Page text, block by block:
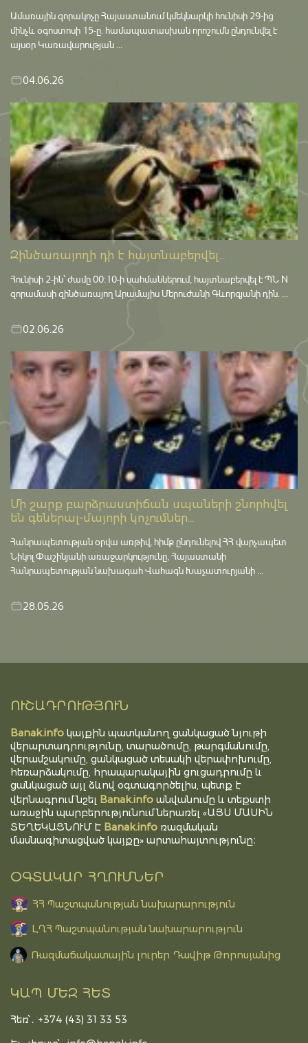
Ամառային զորակոչը Հայաստանում կմեկնարկի հունիսի 29-ից
մինչև օգոստոսի 15-ը․ համապատասխան որոշումն ընդունվել է
այսօր Կառավարության ...
04.06.26
Զինծառայողի դի է հայտնաբերվել...
Հունիսի 2-ին՝ ժամը 00:10-ի սահմաններում, հայտնաբերվել է ՊՆ N
զորամասի զինծառայող Արամայիս Մերուժանի Գևորգյանի դին. ...
02.06.26
Մի շարք բարձրաստիճան սպաների շնորհվել
են գեներալ-մայորի կոչումներ...
Հանրապետության օրվա առթիվ, հիմք ընդունելով ՀՀ վարչապետ
Նիկոլ Փաշինյանի առաջարկությունը, Հայաստանի
Հանրապետության նախագահ Վահագն Խաչատուրյանի ...
28.05.26
ՈՒՇԱԴՐՈՒԹՅՈՒՆ
Banak.info կայքին պատկանող ցանկացած նյութի
վերարտադրությունը, տարածումը, թարգմանումը,
վերամշակումը, ցանկացած տեսակի վերափոխումը,
հեռարձակումը, հրապարակային ցուցադրումը և
ցանկացած այլ ձևով օգտագործելիս, պետք է
վերնագրում նշել Banak.info անվանումը և տեքստի
առաջին պարբերությունում ներառել «ԱՅՍ ՄԱՍԻՆ
ՏԵՂԵԿԱՑՆՈՒՄ Է Banak.info ռազմական
մասնագիտացված կայքը» արտահայտությունը։
ՕԳՏԱԿԱՐ ՀՂՈՒՄՆԵՐ
ՀՀ Պաշտպանության նախարարություն
ԼՂՀ Պաշտպանության նախարարություն
Ռազմաճակատային լուրեր Դավիթ Թորոսյանից
ԿԱՊ ՄԵԶ ՀԵՏ
Հեռ՝․ +374 (43) 31 33 53